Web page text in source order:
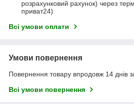
розрахунковий рахунок) через
приват24)
Всі умови оплати
Умови повернення
Повернення товару впродовж 14 днів
Всі умови повернення